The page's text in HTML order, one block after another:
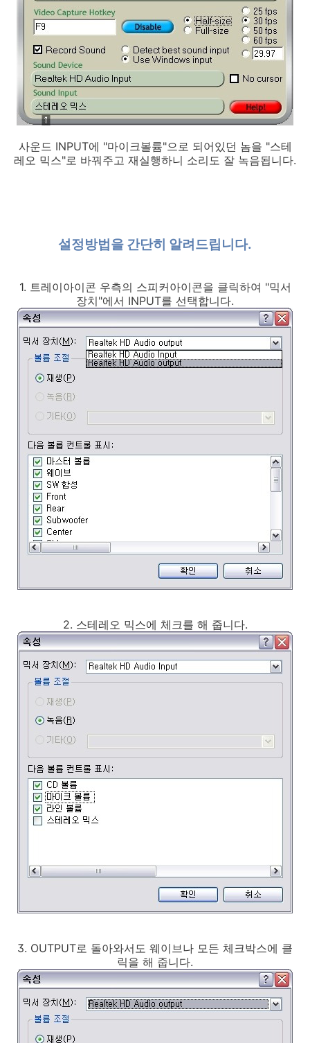
사운드 INPUT에 "마이크볼륨"으로 되어있던 놈을 "스테
레오 믹스"로 바꿔주고 재실행하니 소리도 잘 녹음됩니다.
설정방법을 간단히 알려드립니다.
1. 트레이아이콘 우측의 스피커아이콘을 클릭하여 "믹서
장치"에서 INPUT를 선택합니다.
2. 스테레오 믹스에 체크를 해 줍니다.
3. OUTPUT로 돌아와서도 웨이브나 모든 체크박스에 클
릭을 해 줍니다.